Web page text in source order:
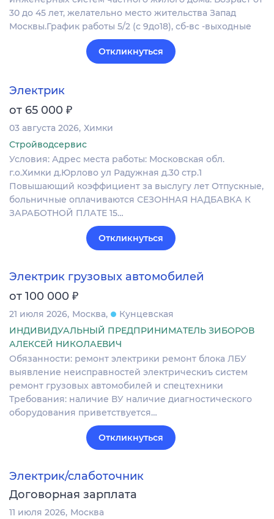
30 до 45 лет, желательно место жительства Запад
Москвы.График работы 5/2 (с 9до18), сб-вс -выходные
Откликнуться
Электрик
от 65 000 ₽
03 августа 2026 Химки
Стройводсервис
Условия: Адрес места работы: Московская обл.
г.о.Химки д.Юрлово ул Радужная д.30 стр.1
Повышающий коэффициент за выслугу лет Отпускные,
больничные оплачиваются СЕЗОННАЯ НАДБАВКА К
ЗАРАБОТНОЙ ПЛАТЕ 15…
Откликнуться
Электрик грузовых автомобилей
от 100 000 ₽
21 июля 2026 Москва
Кунцевская
ИНДИВИДУАЛЬНЫЙ ПРЕДПРИНИМАТЕЛЬ ЗИБОРОВ
АЛЕКСЕЙ НИКОЛАЕВИЧ
Обязанности: ремонт электрики ремонт блока ЛБУ
выявление неисправностей электрическиъ систем
ремонт грузовых автомобилей и спецтехники
Требования: наличие ВУ наличие диагностического
оборудования приветствуется…
Откликнуться
Электрик/слаботочник
Договорная зарплата
11 июля 2026 Москва